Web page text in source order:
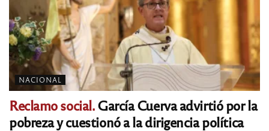
NACIONAL
Reclamo social.García Cuerva advirtió por la
pobreza y cuestionó a la dirigencia política